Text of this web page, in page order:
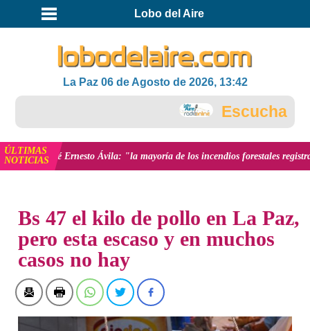
Lobo del Aire
La Paz 06 de Agosto de 2026, 13:42
Escuchar la
ÚLTIMAS
NOTICIAS
José Ernesto Ávila: "la mayoría de los incendios forestales registrados
Bs 47 el kilo de pollo en La Paz,
pero esta escaso y en muchos
casos no hay